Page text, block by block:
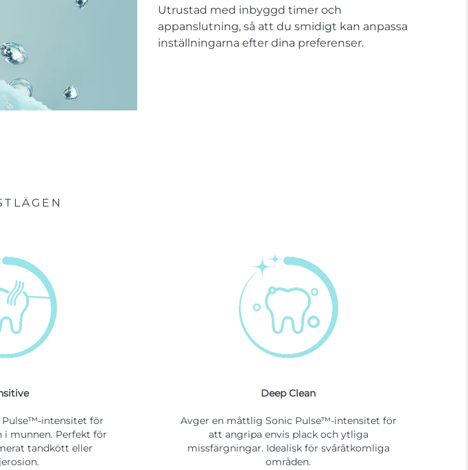
Utrustad med inbyggd timer och
appanslutning, så att du smidigt kan anpassa
inställningarna efter dina preferenser.
Pulse™-intensitet för
i munnen. Perfekt för
tandkött eller
Deep Clean
Avger en måttlig Sonic Pulse™-intensitet för
att angripa envis plack och ytliga
missfärgningar. Idealisk för svåråtkomliga
områden.